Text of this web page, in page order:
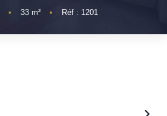
Nos Services
• 33 m² • Réf : 1201